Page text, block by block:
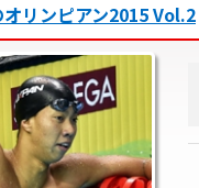
リンピアン2015 Vol.2